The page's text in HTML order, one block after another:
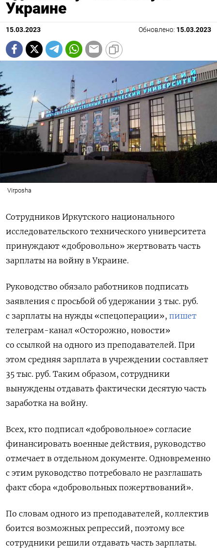
Украине
15.03.2023 Обновлено: 15.03.2023
Virposha
Сотрудников Иркутского национального
исследовательского технического университета
принуждают «добровольно» жертвовать часть
зарплаты на войну в Украине.
Руководство обязало работников подписать
заявления с просьбой об удержании 3 тыс. руб.
с зарплаты на нужды «спецоперации», пишет
телеграм-канал «Осторожно, новости»
со ссылкой на одного из преподавателей. При
этом средняя зарплата в учреждении составляет
35 тыс. руб. Таким образом, сотрудники
вынуждены отдавать фактически десятую часть
заработка на войну.
Всех, кто подписал «добровольное» согласие
финансировать военные действия, руководство
отмечает в отдельном документе. Одновременно
с этим руководство потребовало не разглашать
факт сбора «добровольных пожертвований».
По словам одного из преподавателей, коллектив
боится возможных репрессий, поэтому все
сотрудники решили отдавать часть зарплаты.